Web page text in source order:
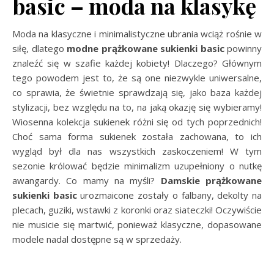
Moda na klasyczne i minimalistyczne ubrania wciąż rośnie w
siłę, dlatego modne prążkowane sukienki basicpowinny
znaleźć się w szafie każdej kobiety! Dlaczego? Głównym
tego powodem jest to, że są one niezwykle uniwersalne,
co sprawia, że świetnie sprawdzają się, jako baza każdej
stylizacji, bez względu na to, na jaką okazję się wybieramy!
Wiosenna kolekcja sukienek różni się od tych poprzednich!
Choć sama forma sukienek została zachowana, to ich
wygląd był dla nas wszystkich zaskoczeniem! W tym
sezonie królować będzie minimalizm uzupełniony o nutkę
awangardy. Co mamy na myśli? Damskie prążkowane
sukienki basicurozmaicone zostały o falbany, dekolty na
plecach, guziki, wstawki z koronki oraz siateczki! Oczywiście
nie musicie się martwić, ponieważ klasyczne, dopasowane
modele nadal dostępne są w sprzedaży.